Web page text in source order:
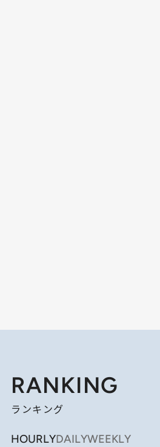
RANKING
ランキング
HOURLYDAILYWEEKLY